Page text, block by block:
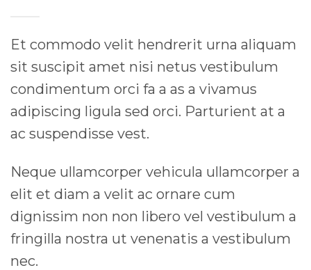
Et commodo velit hendrerit urna aliquam
sit suscipit amet nisi netus vestibulum
condimentum orci fa a as a vivamus
adipiscing ligula sed orci. Parturient at a
ac suspendisse vest.
Neque ullamcorper vehicula ullamcorper a
elit et diam a velit ac ornare cum
dignissim non non libero vel vestibulum a
fringilla nostra ut venenatis a vestibulum
nec.